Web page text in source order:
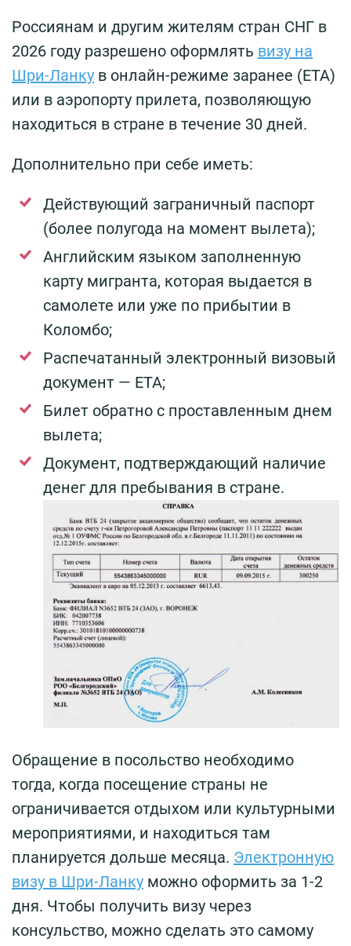
Россиянам и другим жителям стран СНГ в
2026 году разрешено оформлять визу на
Шри-Ланку в онлайн-режиме заранее (ЕТА)
или в аэропорту прилета, позволяющую
находиться в стране в течение 30 дней.
Дополнительно при себе иметь:
Действующий заграничный паспорт
(более полугода на момент вылета);
Английским языком заполненную
карту мигранта, которая выдается в
самолете или уже по прибытии в
Коломбо;
Распечатанный электронный визовый
документ — ЕТА;
Билет обратно с проставленным днем
вылета;
Документ, подтверждающий наличие
денег для пребывания в стране.
Обращение в посольство необходимо
тогда, когда посещение страны не
ограничивается отдыхом или культурными
мероприятиями, и находиться там
планируется дольше месяца. Электронную
визу в Шри-Ланку можно оформить за 1-2
дня. Чтобы получить визу через
консульство, можно сделать это самому